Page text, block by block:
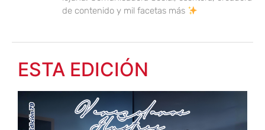
de contenido y mil facetas más
ESTA EDICIÓN